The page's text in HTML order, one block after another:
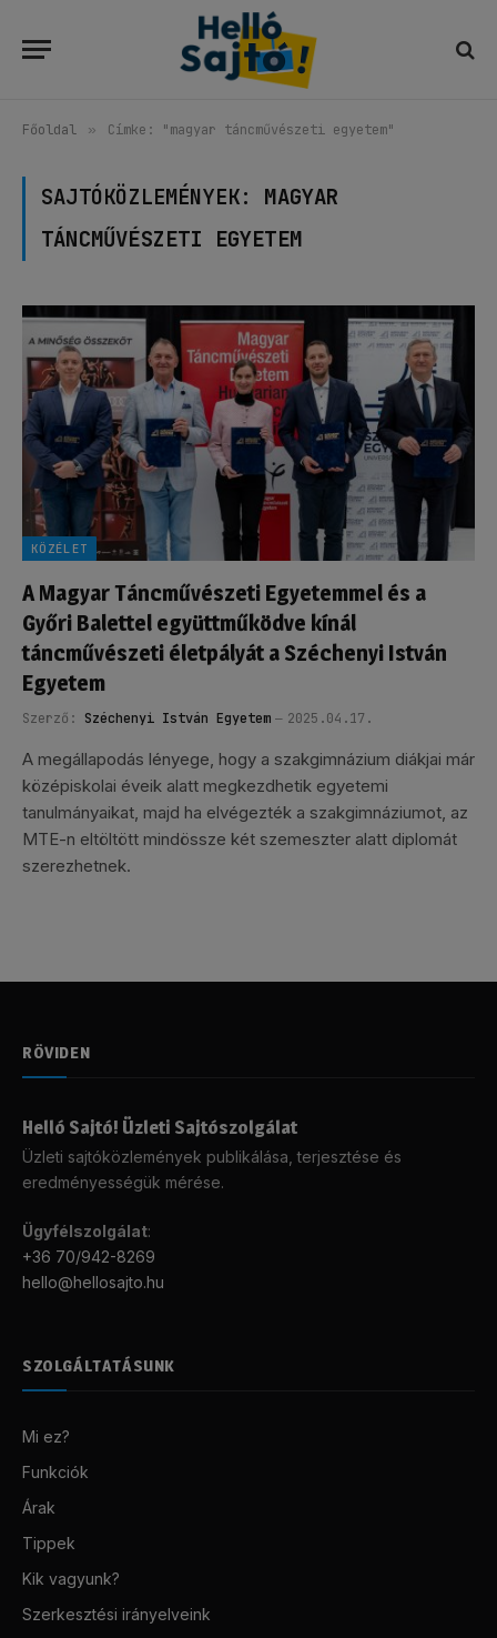
Főoldal » Címke: "magyar táncművészeti egyetem"
SAJTÓKÖZLEMÉNYEK: MAGYAR
TÁNCMŰVÉSZETI EGYETEM
KÖZÉLET
A Magyar Táncművészeti Egyetemmel és a
Győri Balettel együttműködve kínál
táncművészeti életpályát a Széchenyi István
Egyetem
Szerző: Széchenyi István Egyetem 2025.04.17.
A megállapodás lényege, hogy a szakgimnázium diákjai már
középiskolai éveik alatt megkezdhetik egyetemi
tanulmányaikat, majd ha elvégezték a szakgimnáziumot, az
MTE-n eltöltött mindössze két szemeszter alatt diplomát
szerezhetnek.
RÖVIDEN
Helló Sajtó! Üzleti Sajtószolgálat
Üzleti sajtóközlemények publikálása, terjesztése és
eredményességük mérése.
Ügyfélszolgálat:
+36 70/942-8269
hello@hellosajto.hu
SZOLGÁLTATÁSUNK
Mi ez?
Funkciók
Árak
Tippek
Kik vagyunk?
Szerkesztési irányelveink